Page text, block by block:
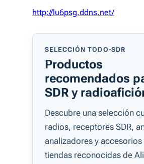
http://lu6psg.ddns.net/
SELECCIÓN TODO-SDR
Productos
recomendados
SDR y
Descubre una selección
radios, receptores SDR,
analizadores y accesorios
tiendas reconocidas de